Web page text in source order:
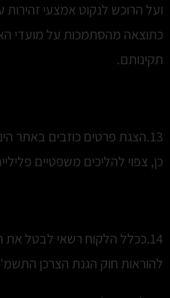
ועל הרוכש לנקוט אמצעי
כתוצאה מהסתמכות על מועדי
תקינותם.
13.הצגת פרטים כוזבים באתר
כן, צפוי להליכים משפטיים
14.ככלל הלקוח רשאי לבטל
להוראות חוק הגנת הצרכן התשמ"א 1981 ( להלן: